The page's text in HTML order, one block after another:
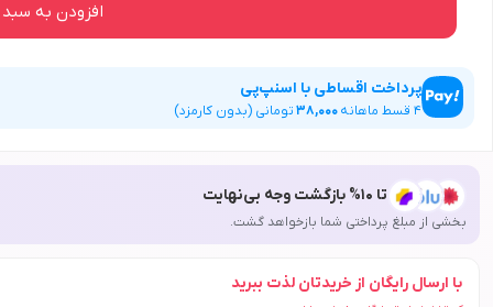
افزودن به
پرداخت اقساطی با اسنپ‌پی
4 قسط ماهانه38,000تومانی (بدون کارمزد)
تا 10% بازگشت وجه بی‌نهایت
بخشی از مبلغ پرداختی شما بازخواهد گشت.
با ارسال رایگان از خریدتان لذت ببرید